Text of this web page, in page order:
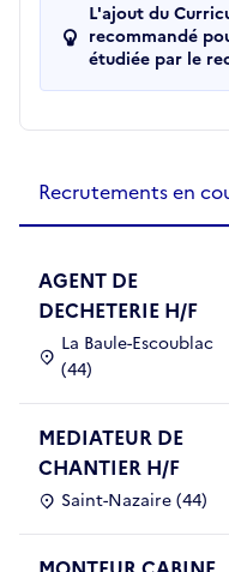
L'ajout du
recommandé
étudiée par le
Recrutements en
AGENT DE
DECHETERIE H/F
La Baule-Escoublac
(44)
MEDIATEUR DE
CHANTIER H/F
Saint-Nazaire (44)